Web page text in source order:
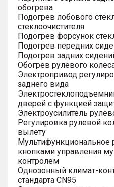
обогрева
Подогрев лобового
стеклоочистителя
Подогрев форсунок
Подогрев передних
Подогрев задних
Обогрев рулевого
Электропривод
заднего вида
дверей с функцией
Электроусилитель
Регулировка рулевой
вылету
Мультифункциональное
кнопками управления
контролем
Однозонный климат-
стандарта CN95